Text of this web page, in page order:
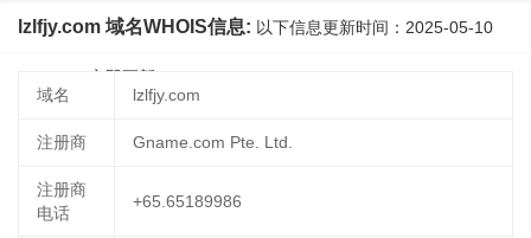
lzlfjy.com 域名WHOIS信息: 以下信息更新时间： 2025-05-10
立即更新
域名
lzlfjy.com
注册商 Gname.com Pte. Ltd.
注册商
电话
+65.65189986